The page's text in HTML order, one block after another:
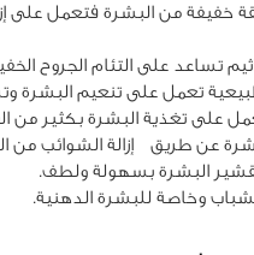
من البشرة فتعمل على
تساعد على التئام الجروح
تعمل على تنعيم البشرة
على تغذية البشرة بكثير من
عن طريق إزالة الشوائب من
البشرة بسهولة ولطف.
وخاصة للبشرة الدهنية.